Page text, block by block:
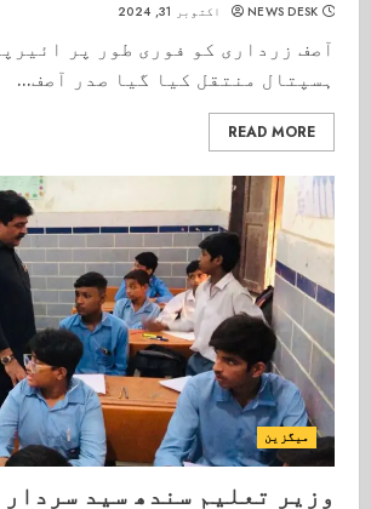
NEWS DESK اکتوبر 31, 2024
آصف زرداری کو فوری طور پر
ہسپتال منتقل کیا گیا صدر آصف...
READ MORE
میگزین
وزیر تعلیم سندھ سید